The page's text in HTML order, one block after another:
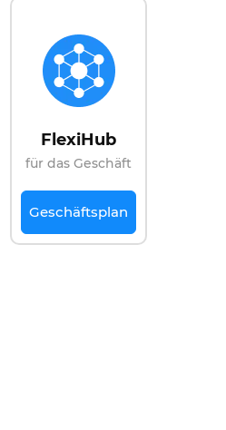
FlexiHub
für das Geschäft
Geschäftsplan